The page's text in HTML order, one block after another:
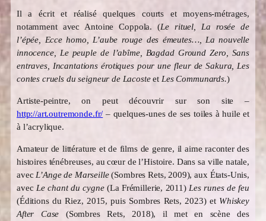
Il a écrit et réalisé quelques courts et moyens-métrages,
notamment avec Antoine Coppola. (Le rituel, La rosée de
l’épée,
Ecce homo,
L’aube rouge des émeutes…, La nouvelle
innocence, Le peuple de l’abîme, Bagdad Ground Zero, Sans
entraves, Incantations érotiques pour une fleur de Sakura, Les
contes cruels du seigneur de Lacosteet Les Communards.)
Artiste-peintre, on peut découvrir sur son site –
http://art.outremonde.fr/ – quelques-unes de ses toiles à huile et
à l’acrylique.
Amateur de littérature et de films de genre, il aime raconter des
histoires ténébreuses, au cœur de l’Histoire. Dans sa ville natale,
avec L’Ange de Marseille(Sombres Rets, 2009), aux États-Unis,
avec Le chant du cygne(La Frémillerie, 2011) Les runes de feu
(Éditions du Riez, 2015, puis Sombres Rets, 2023) et Whiskey
After Case (Sombres Rets, 2018), il met en scène des